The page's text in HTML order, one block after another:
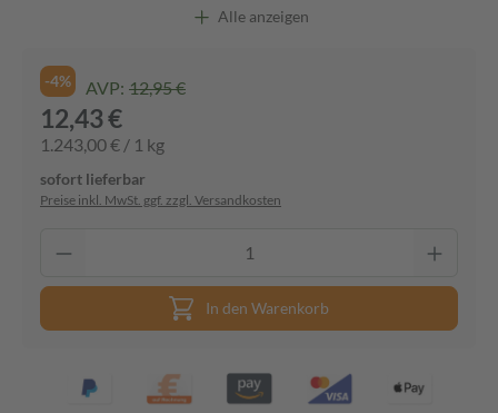
Alle anzeigen
-4% AVP: 12,95 €
12,43 €
1.243,00 € / 1 kg
sofort lieferbar
Preise inkl. MwSt. ggf. zzgl. Versandkosten
In den Warenkorb